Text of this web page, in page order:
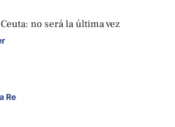
no será la última vez
Re